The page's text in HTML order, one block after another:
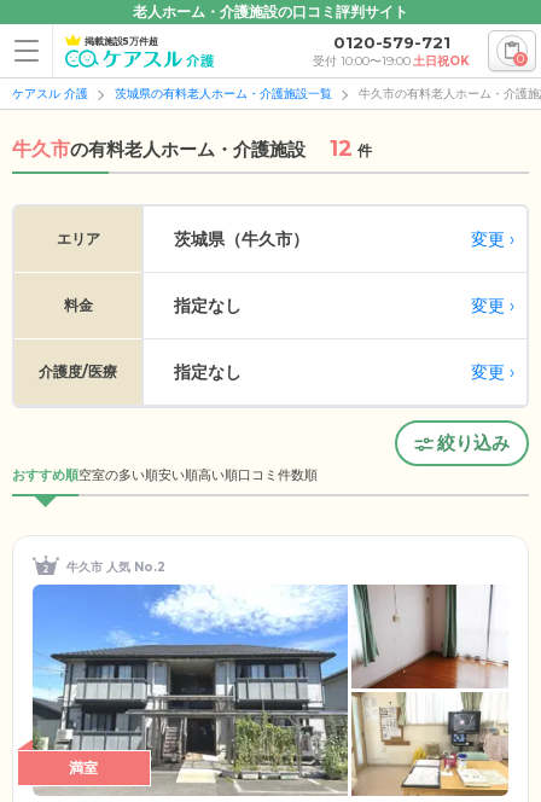
老人ホーム・介護施設の口コミ評判サイト
掲載施設5万件超 0120-579-721
受付 10:00〜19:00土日祝OK 0
ケアスル 介護 茨城県の有料老人ホーム・介護施設一覧 牛久市の有料老人ホーム・介護
牛久市の有料老人ホーム・介護施設 12 件
エリア 茨城県（牛久市） 変更
料金 指定なし 変更
介護度/医療 指定なし 変更
絞り込み
おすすめ順空室の多い順安い順高い順口コミ件数順
牛久市 人気 No.2
満室